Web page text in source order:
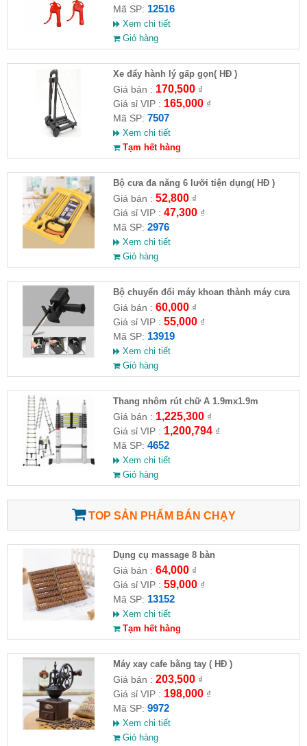
Mã SP: 12516
Xem chi tiết
Giỏ hàng
Xe đẩy hành lý gấp gọn( HĐ )
Giá bán : 170,500₫
Giá sỉ VIP : 165,000₫
Mã SP: 7507
Xem chi tiết
Tạm hết hàng
Bộ cưa đa năng 6 lưỡi tiện dụng( HĐ )
Giá bán : 52,800₫
Giá sỉ VIP : 47,300₫
Mã SP: 2976
Xem chi tiết
Giỏ hàng
Bộ chuyển đổi máy khoan thành máy cưa
(loại có thương hiệu)
Giá bán : 60,000₫
Giá sỉ VIP : 55,000₫
Mã SP: 13919
Xem chi tiết
Giỏ hàng
Thang nhôm rút chữ A 1.9mx1.9m
Giá bán : 1,225,300₫
Giá sỉ VIP : 1,200,794₫
Mã SP: 4652
Xem chi tiết
Giỏ hàng
TOP SẢN PHẨM BÁN CHẠY
Dụng cụ massage 8 bàn
Giá bán : 64,000₫
Giá sỉ VIP : 59,000₫
Mã SP: 13152
Xem chi tiết
Tạm hết hàng
Máy xay cafe bằng tay ( HĐ )
Giá bán : 203,500₫
Giá sỉ VIP : 198,000₫
Mã SP: 9972
Xem chi tiết
Giỏ hàng